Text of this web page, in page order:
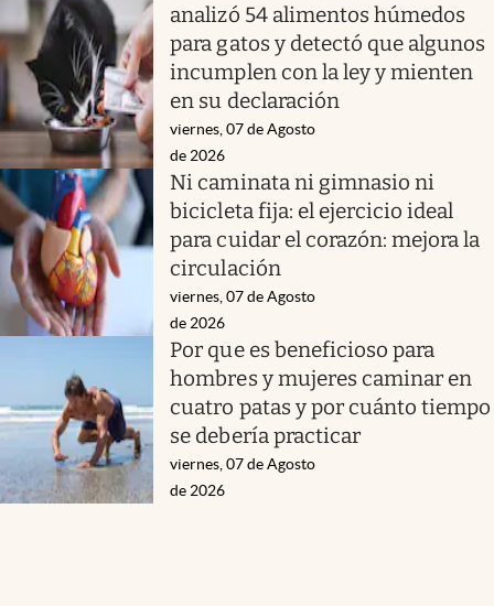
analizó 54 alimentos húmedos
para gatos y detectó que algunos
incumplen con la ley y mienten
en su declaración
viernes, 07 de Agosto
de 2026
Ni caminata ni gimnasio ni
bicicleta fija: el ejercicio ideal
para cuidar el corazón: mejora la
circulación
viernes, 07 de Agosto
de 2026
Por que es beneficioso para
hombres y mujeres caminar en
cuatro patas y por cuánto tiempo
se debería practicar
viernes, 07 de Agosto
de 2026